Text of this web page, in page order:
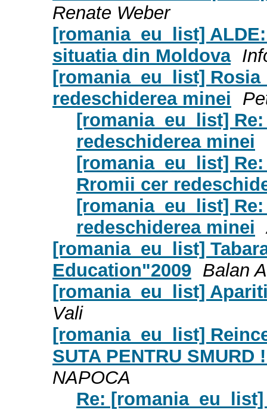
Renate Weber
[romania_eu_list]
situatia din Moldova
[romania_eu_list]
redeschiderea minei
[romania_eu_list]
redeschiderea minei
[romania_eu_list]
Rromii cer
[romania_eu_list]
redeschiderea minei
[romania_eu_list]
Education"2009 Balan
[romania_eu_list]
Vali
[romania_eu_list]
SUTA PENTRU SMURD
NAPOCA
Re: